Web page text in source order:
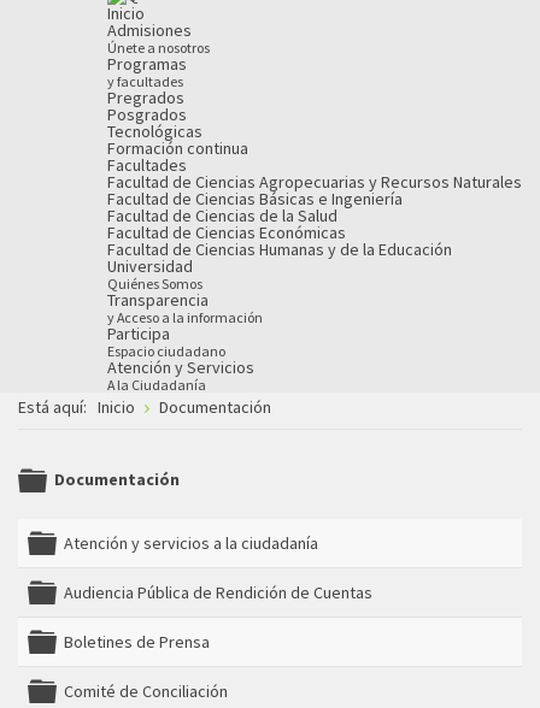
Inicio
Admisiones
Únete a nosotros
Programas
y facultades
Pregrados
Posgrados
Tecnológicas
Formación continua
Facultades
Facultad de Ciencias Agropecuarias y Recursos Naturales
Facultad de Ciencias Básicas e Ingeniería
Facultad de Ciencias de la Salud
Facultad de Ciencias Económicas
Facultad de Ciencias Humanas y de la Educación
Universidad
Quiénes Somos
Transparencia
y Acceso a la información
Participa
Espacio ciudadano
Atención y Servicios
A la Ciudadanía
Está aquí: Inicio Documentación
Documentación
Atención y servicios a la ciudadanía
Audiencia Pública de Rendición de Cuentas
Boletines de Prensa
Comité de Conciliación